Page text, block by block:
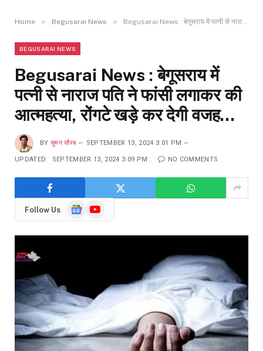
Home » Begusarai News » Begusarai News : बेगूसराय में पत्नी से नाराज पति ने फांसी लगाकर की आत्महत्या, रोंगटे खड़े कर देगी वजह…
BEGUSARAI NEWS
Begusarai News : बेगूसराय में
पत्नी से नाराज पति ने फांसी लगाकर की
आत्महत्या, रोंगटे खड़े कर देगी वजह…
BY सुमन सौरब SEPTEMBER 13, 2024 3:01 PM
UPDATED: SEPTEMBER 13, 2024 3:09 PM NO COMMENTS
Follow Us
GoogleYouTube